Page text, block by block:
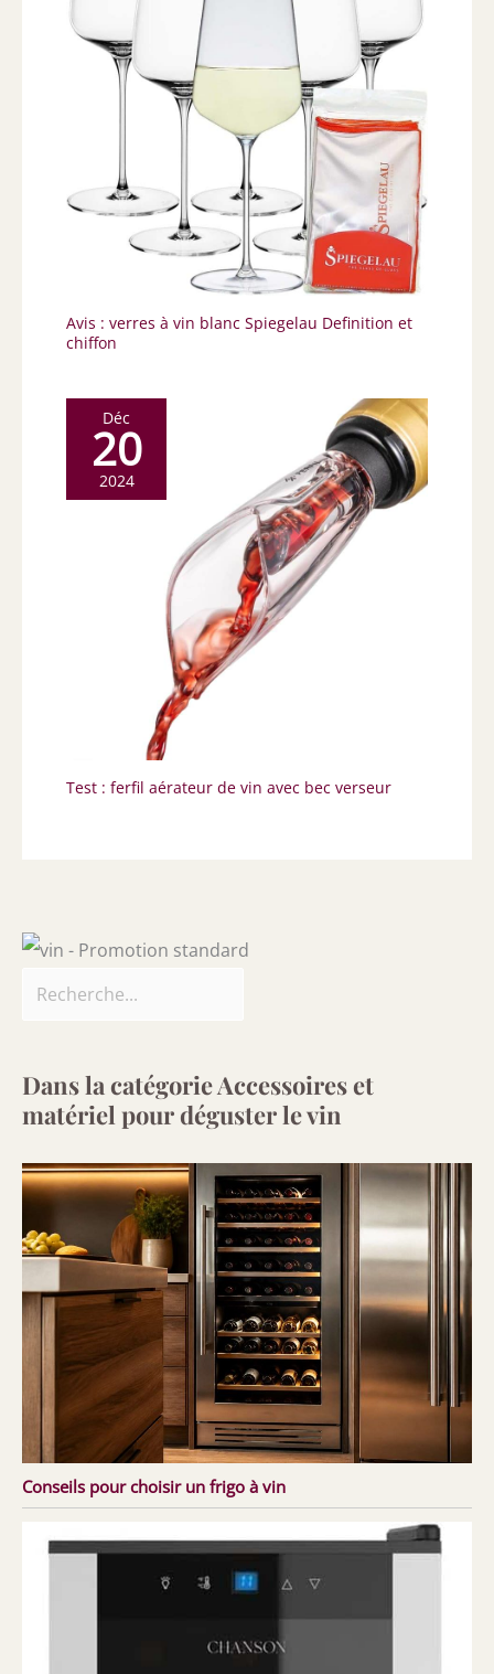
Avis : verres à vin blanc Spiegelau Definition et
chiffon
Déc
20
2024
Test : ferfil aérateur de vin avec bec verseur
Dans la catégorie Accessoires et
matériel pour déguster le vin
Conseils pour choisir un frigo à vin